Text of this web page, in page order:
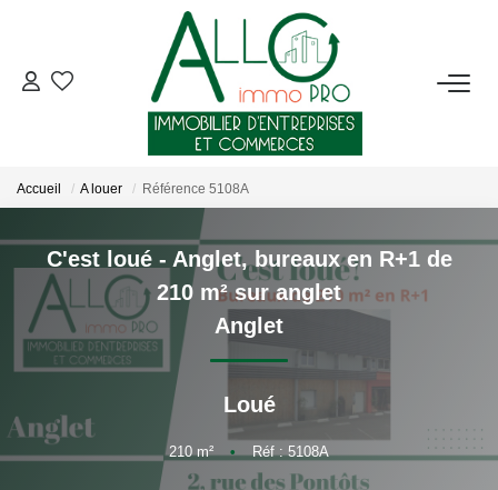
ACHETER
LOUER
NOTRE AGENCE
Qui Sommes-Nous ?
Nous Rejoindre
Nos Actualités
CONTACT
Accueil A louer Référence 5108A
C'est loué - Anglet, bureaux en R+1 de
210 m² sur anglet
Anglet
Loué
210 m² • Réf : 5108A